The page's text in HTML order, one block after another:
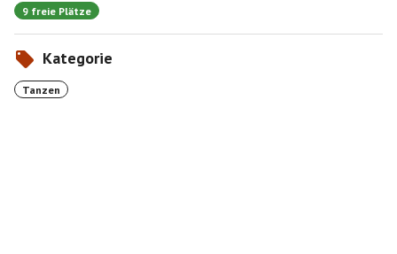
9 freie Plätze
Kategorie
Tanzen